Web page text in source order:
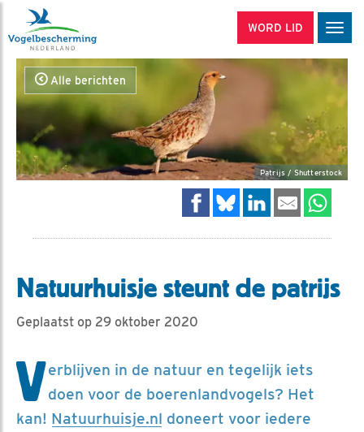
WORD LID
Alle berichten
Patrijs / Shutterstock
Natuurhuisje steunt de patrijs
Geplaatst op 29 oktober 2020
Verblijven in de natuur en tegelijk iets
doen voor de boerenlandvogels? Het
kan! Natuurhuisje.nl doneert voor iedere